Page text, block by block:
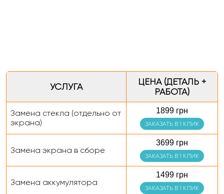
УСЛУГА
ЦЕНА (ДЕТАЛЬ +
РАБОТА)
Замена стекла (отдельно от
экрана)
1899 грн
ЗАКАЗАТЬ В 1 КЛИК
Замена экрана в сборе
3699 грн
ЗАКАЗАТЬ В 1 КЛИК
Замена аккумулятора
1499 грн
ЗАКАЗАТЬ В 1 КЛИК